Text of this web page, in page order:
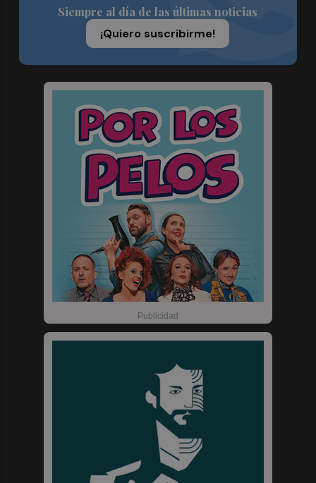
Siempre al día de las últimas noticias
¡Quiero suscribirme!